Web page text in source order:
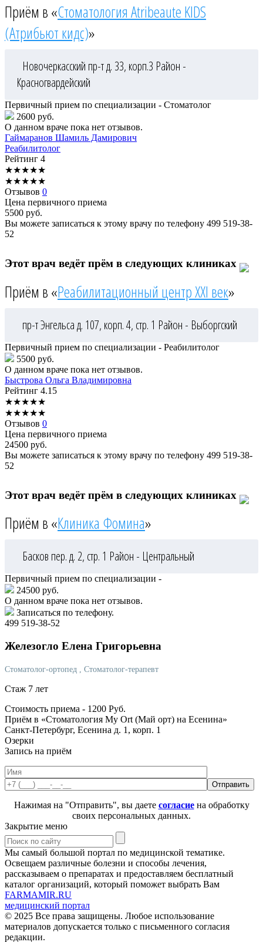
Приём в «Стоматология Atribeaute KIDS
(Атрибьют кидс)»
Новочеркасский пр-т д. 33, корп.3 Район -
Красногвардейский
Первичный прием по специализации - Стоматолог
2600 руб.
О данном враче пока нет отзывов.
Гаймаранов Шамиль Дамирович
Реабилитолог
Рейтинг 4
★★★★★
★★★★★
Отзывов 0
Цена первичного приема
5500 руб.
Вы можете записаться к этому врачу по телефону 499 519-38-
52
Этот врач ведёт прём в следующих клиниках
Приём в «Реабилитационный центр XXI век»
пр-т Энгельса д. 107, корп. 4, стр. 1 Район - Выборгский
Первичный прием по специализации - Реабилитолог
5500 руб.
О данном враче пока нет отзывов.
Быстрова Ольга Владимировна
Рейтинг 4.15
★★★★★
★★★★★
Отзывов 0
Цена первичного приема
24500 руб.
Вы можете записаться к этому врачу по телефону 499 519-38-
52
Этот врач ведёт прём в следующих клиниках
Приём в «Клиника Фомина»
Басков пер. д. 2, стр. 1 Район - Центральный
Первичный прием по специализации -
24500 руб.
О данном враче пока нет отзывов.
Записаться по телефону.
499 519-38-52
Железогло Елена Григорьевна
Стоматолог-ортопед , Стоматолог-терапевт
Стаж 7 лет
Стоимость приема - 1200 Руб.
Приём в «Стоматология My Ort (Май орт) на Есенина»
Санкт-Петербург, Есенина д. 1, корп. 1
Озерки
Запись на приём
Нажимая на "Отправить", вы даете согласиена обработку
своих персональных данных.
Закрытие меню
Мы самый большой портал по медицинской тематике.
Освещаем различные болезни и способы лечения,
рассказываем о препаратах и предоставляем бесплатный
каталог организаций, который поможет выбрать Вам
FARMAMIR.RU
медицинский портал
© 2025 Все права защищены. Любое использование
материалов допускается только с письменного согласия
редакции.